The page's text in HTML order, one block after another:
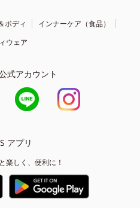
ボディ
インナーケア（食品）
ウェア
式アカウント
アプリ
楽しく、便利に！